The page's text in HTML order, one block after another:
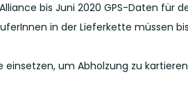
bis Juni 2020 GPS-Daten für
in der Lieferkette müssen
um Abholzung zu